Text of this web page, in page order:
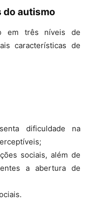
do autismo
em três níveis de
características de
dificuldade na
sociais, além de
a abertura de